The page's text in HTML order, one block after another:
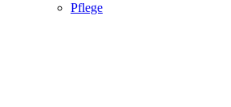
Pflege